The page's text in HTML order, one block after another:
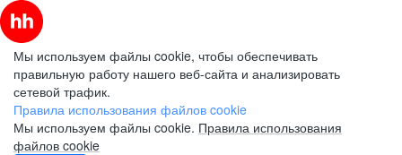
Мы используем файлы cookie, чтобы обеспечивать
правильную работу нашего веб-сайта и анализировать
сетевой трафик.
Правила использования файлов cookie
Мы используем файлы cookie. Правила использования
файлов cookie